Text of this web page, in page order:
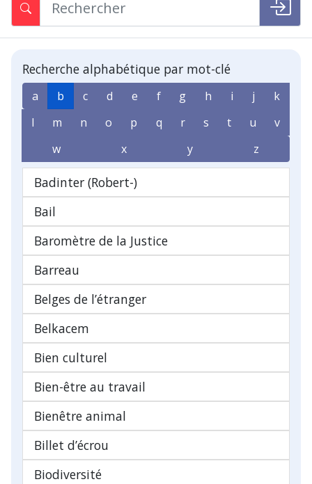
Recherche alphabétique par mot-clé
a b c d e f g h i j
k
l
m n o p q r s t u
v
w
x y z
Badinter (Robert-)
Bail
Baromètre de la Justice
Barreau
Belges de l’étranger
Belkacem
Bien culturel
Bien-être au travail
Bienêtre animal
Billet d’écrou
Biodiversité